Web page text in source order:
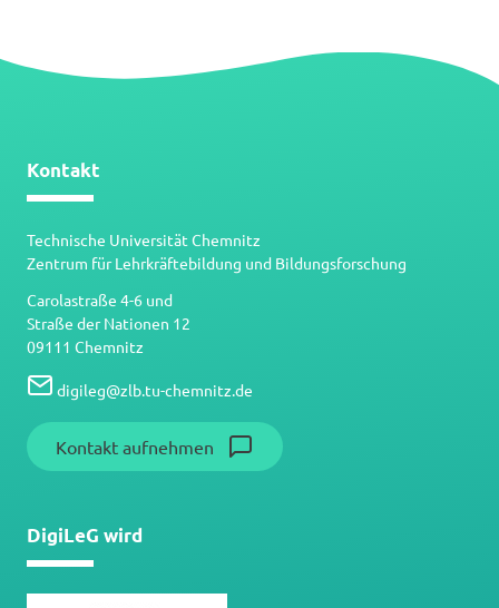
Kontakt
Technische Universität Chemnitz
Zentrum für Lehrkräftebildung und Bildungsforschung
Carolastraße 4-6 und
Straße der Nationen 12
09111 Chemnitz
digileg@zlb.tu-chemnitz.de
Kontakt aufnehmen
DigiLeG wird